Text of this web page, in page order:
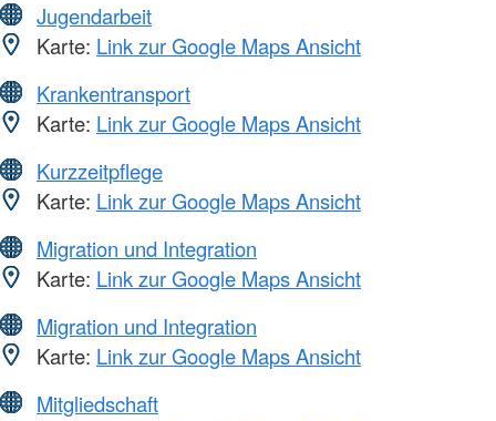
Jugendarbeit
Karte: Link zur Google Maps Ansicht
Krankentransport
Karte: Link zur Google Maps Ansicht
Kurzzeitpflege
Karte: Link zur Google Maps Ansicht
Migration und Integration
Karte: Link zur Google Maps Ansicht
Migration und Integration
Karte: Link zur Google Maps Ansicht
Mitgliedschaft